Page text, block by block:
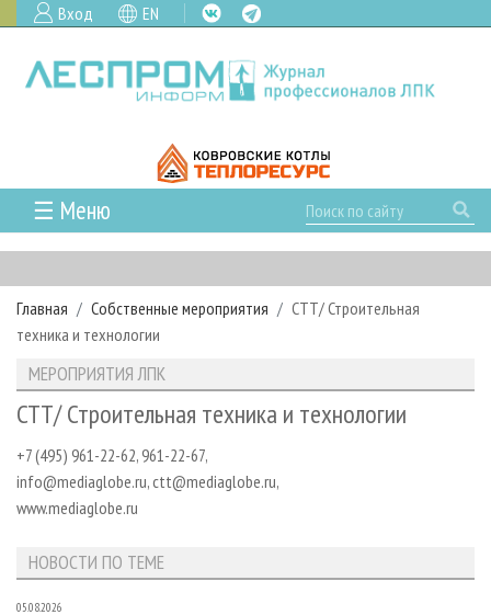
Вход EN
☰ Меню
ГЛАВНАЯ
РУБРИКИ И ТЕМЫ
РУБРИКИ ЖУРНАЛА
ЛЕСОЗАГОТОВКА
ЛЕСОПИЛЕНИЕ
ДЕРЕВООБРАБОТКА
СУШКА ДРЕВЕСИНЫ
ДЕРЕВЯННОЕ ДОМОСТРОЕНИЕ
НОВОСТИ
НОВОСТИ ЛПК
НОВОСТИ ЖУРНАЛА
НОВОСТИ КОМПАНИЙ
ПРОЕКТЫ ЛПИ
АНАЛИТИКА
ПРЕДПРИЯТИЯ ЛПК
ЛЕСНЫЕ РЕГИОНЫ РОССИИ
ПЕРСОНЫ
ОФИЦИАЛЬНЫЕ ДЕЛЕГАЦИИ
АРХИВ
АРХИВ ЖУРНАЛОВ
СТАТЬИ
ПОДПИСКА
КОНТАКТЫ
РЕКЛАМОДАТЕЛЯМ
РЕКЛАМА
Главная Собственные мероприятия
СТТ/ Строительная
техника и технологии
МЕРОПРИЯТИЯ ЛПК
СТТ/ Строительная техника и технологии
+7 (495) 961-22-62, 961-22-67,
info@mediaglobe.ru, сtt@mediaglobe.ru,
www.mediaglobe.ru
НОВОСТИ ПО ТЕМЕ
05.08.2026